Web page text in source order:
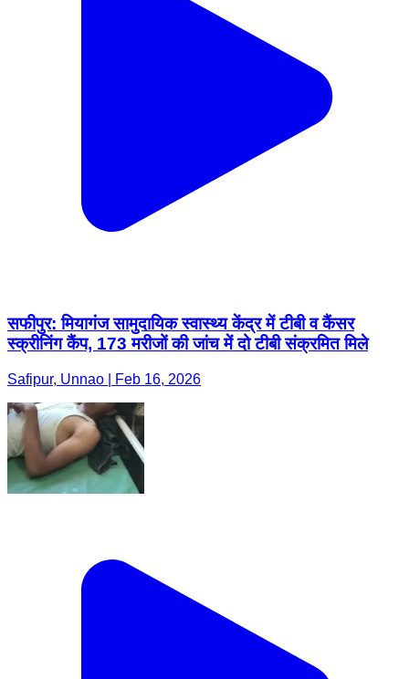
सफीपुर: मियागंज सामुदायिक स्वास्थ्य केंद्र में टीबी व कैंसर
स्क्रीनिंग कैंप, 173 मरीजों की जांच में दो टीबी संक्रमित मिले
Safipur, Unnao | Feb 16, 2026